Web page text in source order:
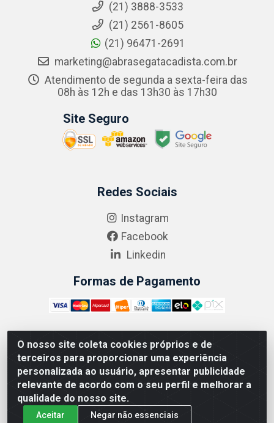
O nosso site coleta cookies próprios e de
terceiros para proporcionar uma experiência
personalizada ao usuário, apresentar publicidade
relevante de acordo com o seu perfil e melhorar a
qualidade do nosso site.
Aceitar Negar não essenciais
(21) 3888-3533
(21) 2561-8605
(21) 96471-2691
marketing@abrasegatacadista.com.br
Atendimento de segunda a sexta-feira das
08h às 12h e das 13h30 às 17h30
Site Seguro
Redes Sociais
Instagram
Facebook
Linkedin
Formas de Pagamento
ABRASEG COMÉRCIO ATACADISTA LTDA - CNPJ:
10.894.768/0001-00 - Avenida Lobo Júnior, 1045 -
Penha Circular - Rio de Janeiro - RJ - CEP 21020-124